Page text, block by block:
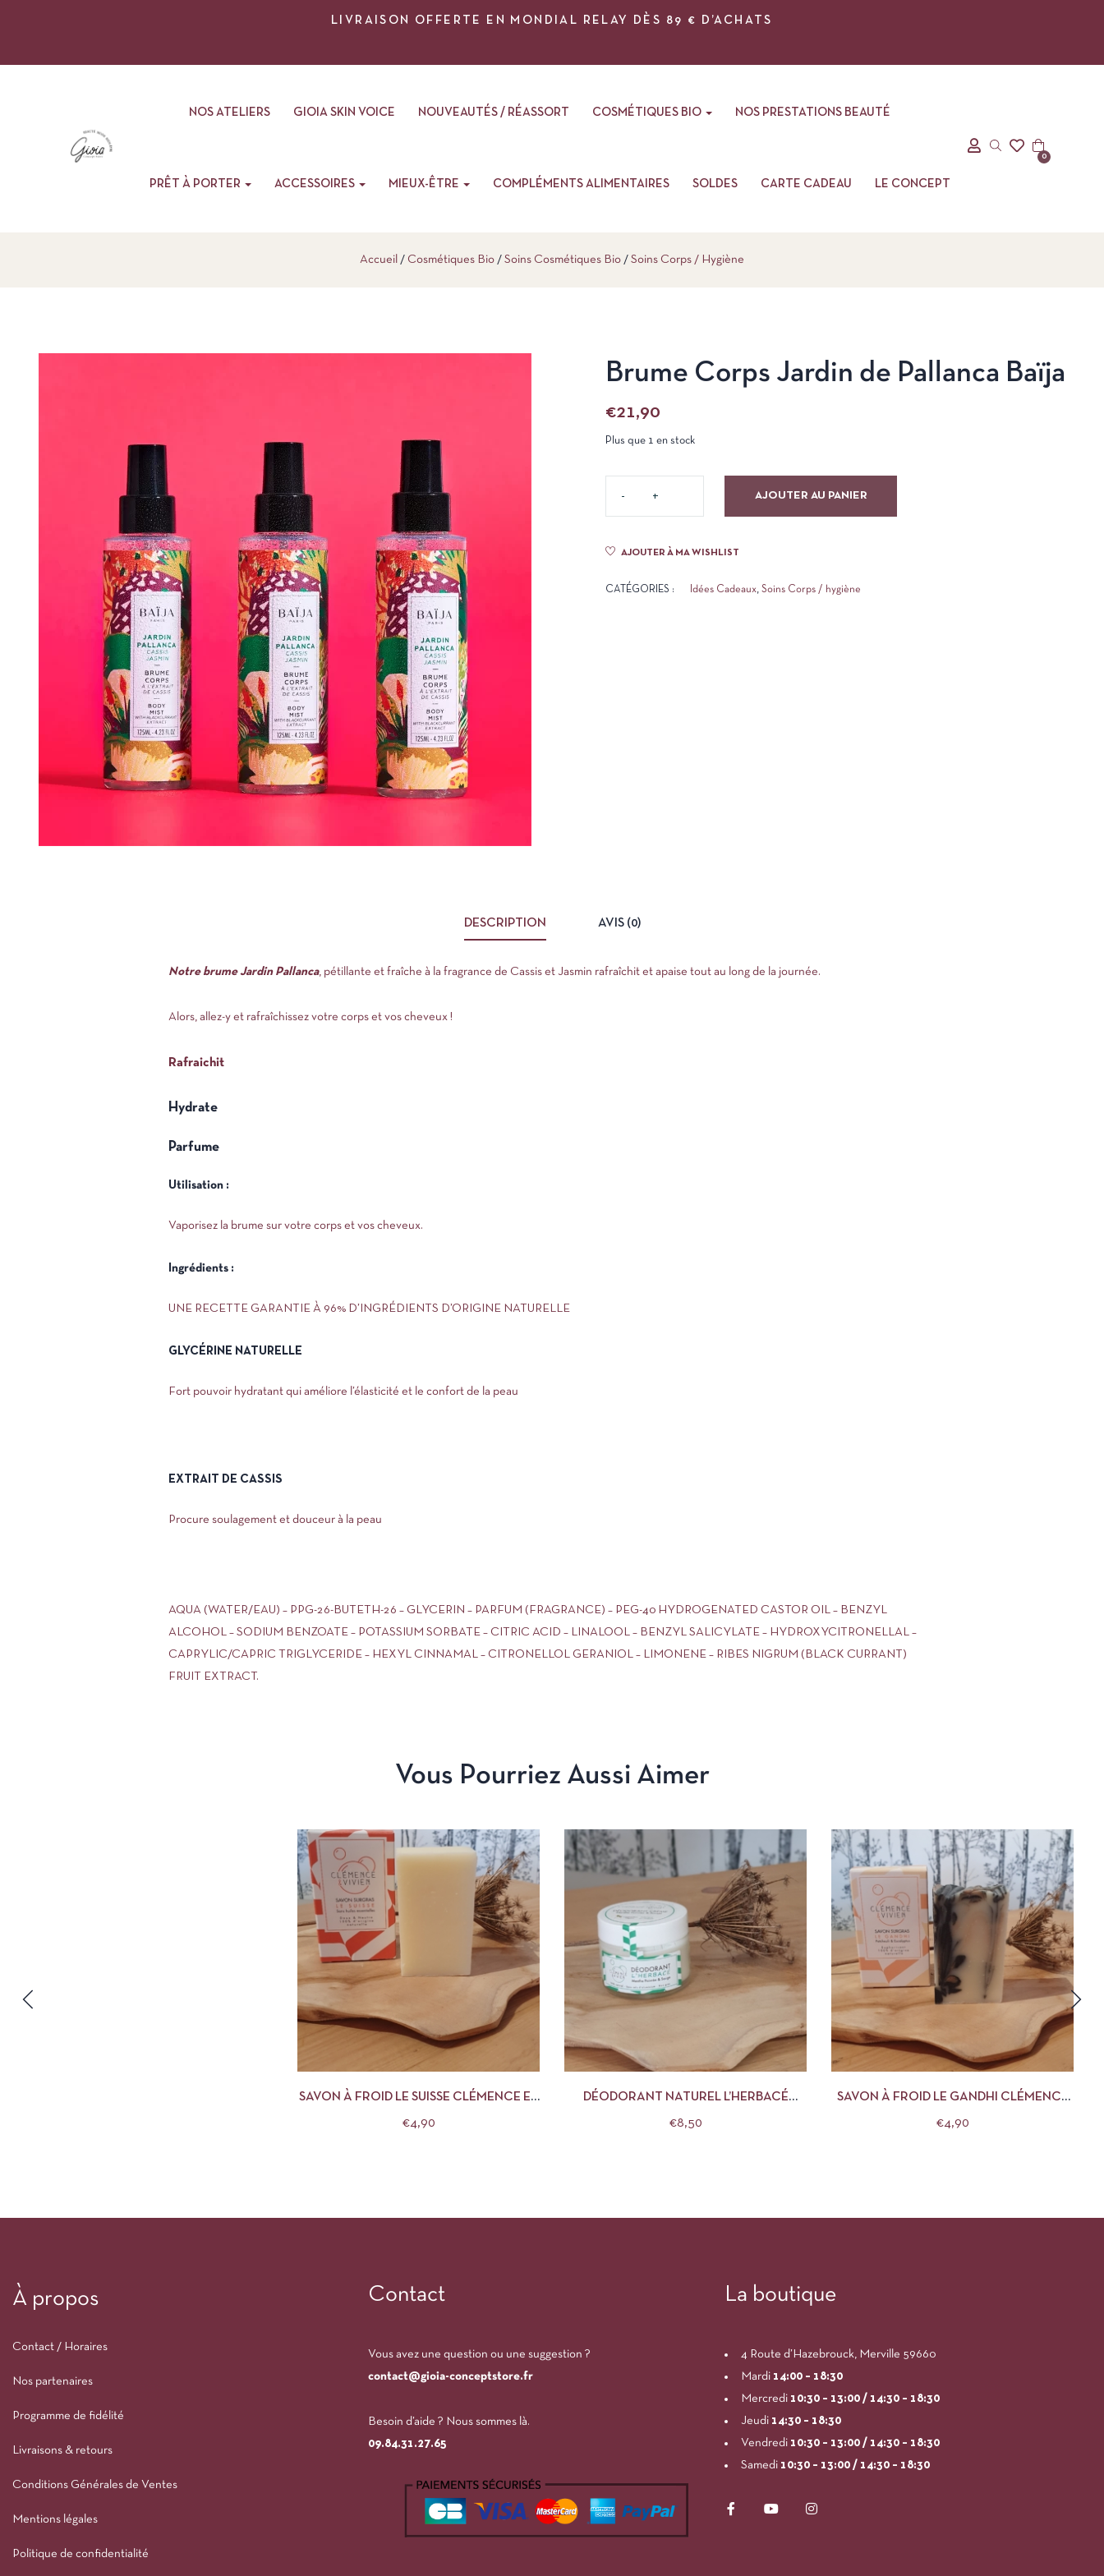
LIVRAISON OFFERTE EN MONDIAL RELAY DÈS 89 € D’ACHATS
NOS ATELIERS GIOIA SKIN VOICE NOUVEAUTÉS / RÉASSORT COSMÉTIQUES BIO NOS PRESTATIONS BEAUTÉ
PRÊT À PORTER ACCESSOIRES MIEUX-ÊTRE COMPLÉMENTS ALIMENTAIRES SOLDES CARTE CADEAU LE CONCEPT
0
Accueil Cosmétiques Bio Soins Cosmétiques Bio Soins Corps / Hygiène
Brume Corps Jardin de Pallanca Baïja
€21,90
Plus que 1 en stock
AJOUTER AU PANIER
AJOUTER À MA WISHLIST
CATÉGORIES : Idées Cadeaux, Soins Corps / hygiène
DESCRIPTION AVIS (0)
Notre brume Jardin Pallanca, pétillante et fraîche à la fragrance de Cassis et Jasmin rafraîchit et apaise tout au long de la journée.
Alors, allez-y et rafraîchissez votre corps et vos cheveux !
Rafraichit
Hydrate
Parfume
Utilisation :
Vaporisez la brume sur votre corps et vos cheveux.
Ingrédients :
UNE RECETTE GARANTIE À 96% D’INGRÉDIENTS D’ORIGINE NATURELLE
GLYCÉRINE NATURELLE
Fort pouvoir hydratant qui améliore l’élasticité et le confort de la peau
EXTRAIT DE CASSIS
Procure soulagement et douceur à la peau
AQUA (WATER/EAU) – PPG-26-BUTETH-26 – GLYCERIN – PARFUM (FRAGRANCE) – PEG-40 HYDROGENATED CASTOR OIL – BENZYL
ALCOHOL – SODIUM BENZOATE – POTASSIUM SORBATE – CITRIC ACID – LINALOOL – BENZYL SALICYLATE – HYDROXYCITRONELLAL –
CAPRYLIC/CAPRIC TRIGLYCERIDE – HEXYL CINNAMAL – CITRONELLOL GERANIOL – LIMONENE – RIBES NIGRUM (BLACK CURRANT)
FRUIT EXTRACT.
Vous Pourriez Aussi Aimer
SAVON À FROID LE SUISSE CLÉMENCE ET
€4,90
APERÇU AJOUTER AU PANIER
DÉODORANT NATUREL L’HERBACÉ
€8,50
APERÇU AJOUTER AU PANIER
SAVON À FROID LE GANDHI CLÉMENCE
€4,90
À propos
Contact / Horaires
Nos partenaires
Programme de fidélité
Livraisons & retours
Conditions Générales de Ventes
Mentions légales
Politique de confidentialité
Contact
Vous avez une question ou une suggestion ?
contact@gioia-conceptstore.fr
Besoin d’aide ? Nous sommes là.
09.84.31.27.65
La boutique
4 Route d’Hazebrouck, Merville 59660
Mardi 14:00– 18:30
Mercredi 10:30 – 13:00 / 14:30 – 18:30
Jeudi 14:30 – 18:30
Vendredi10:30 – 13:00 / 14:30 – 18:30
Samedi 10:30 – 13:00 / 14:30 – 18:30